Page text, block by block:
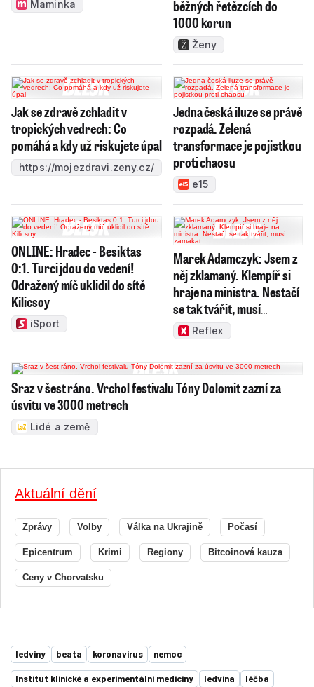
Maminka
běžných řetězcích do
1000 korun
Ženy
Jak se zdravě zchladit v
tropických vedrech: Co
pomáhá a kdy už riskujete úpal
https://mojezdravi.zeny.cz/
Jedna česká iluze se právě
rozpadá. Zelená
transformace je pojistkou
proti chaosu
e15
ONLINE: Hradec - Besiktas
0:1. Turci jdou do vedení!
Odražený míč uklidil do sítě
Kilicsoy
iSport
Marek Adamczyk: Jsem z
něj zklamaný. Klempíř si
hraje na ministra. Nestačí
se tak tvářit, musí
zamakat
Reflex
Sraz v šest ráno. Vrchol festivalu Tóny Dolomit zazní za
úsvitu ve 3000 metrech
Lidé a země
Aktuální dění
Zprávy Volby Válka na Ukrajině Počasí
Epicentrum Krimi Regiony Bitcoinová kauza
Ceny v Chorvatsku
ledviny beata koronavirus nemoc
Institut klinické a experimentální medicíny ledvina léčba